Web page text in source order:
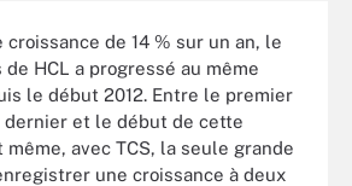
croissance de 14 % sur un an, le
HCL a progressé au même
le début 2012. Entre le premier
dernier et le début de cette
même, avec TCS, la seule grande
une croissance à deux